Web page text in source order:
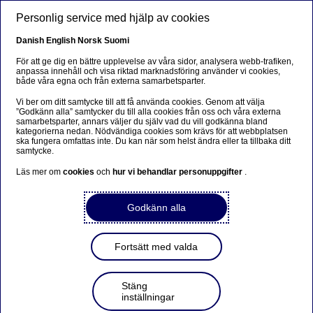
Beklager...
Siden findes desværre ikke på dansk
Bliv på siden|Fortsæt til en relateret side på dansk
Nordea Bank Abp: Återköp
av egna aktier den
06.11.2023
Personlig service med hjälp av cookies
Danish English Norsk Suomi
För att ge dig en bättre upplevelse av våra sidor, analysera webb-trafiken,
anpassa innehåll och visa riktad marknadsföring använder vi cookies,
både våra egna och från externa samarbetsparter.
Vi ber om ditt samtycke till att få använda cookies. Genom att välja
”Godkänn alla” samtycker du till alla cookies från oss och våra externa
samarbetsparter, annars väljer du själv vad du vill godkänna bland
kategorierna nedan. Nödvändiga cookies som krävs för att webbplatsen
ska fungera omfattas inte. Du kan när som helst ändra eller ta tillbaka ditt
samtycke.
Läs mer omcookiesoch hur vi behandlar personuppgifter .
Godkänn alla
Fortsätt med valda
Stäng
inställningar